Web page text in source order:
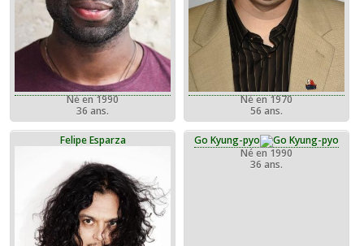
Né en 1990
36 ans.
Né en 1970
56 ans.
Felipe Esparza
Go Kyung-pyo
Né en 1990
36 ans.